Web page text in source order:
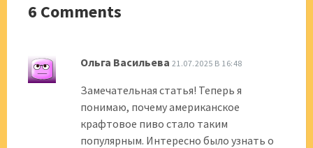
6 Comments
Ольга Васильева 21.07.2025 В 16:48
Замечательная статья! Теперь я
понимаю, почему американское
крафтовое пиво стало таким
популярным. Интересно было узнать о